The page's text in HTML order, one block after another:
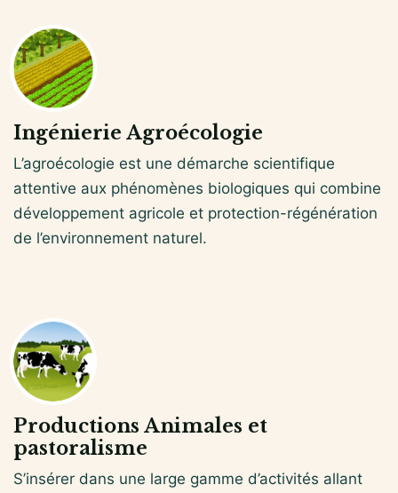
Ingénierie Agroécologie
L’agroécologie est une démarche scientifique
attentive aux phénomènes biologiques qui combine
développement agricole et protection-régénération
de l’environnement naturel.
Productions Animales et
pastoralisme
S’insérer dans une large gamme d’activités allant